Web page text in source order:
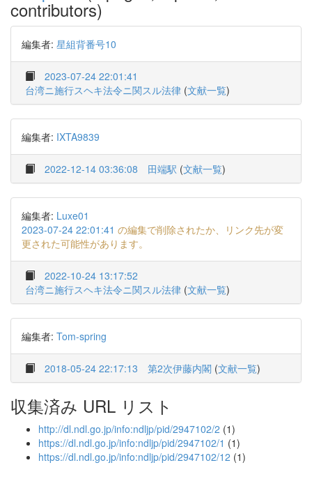
contributors)
編集者: 星組背番号10
2023-07-24 22:01:41
台湾ニ施行スヘキ法令ニ関スル法律 (文献一覧)
編集者: IXTA9839
2022-12-14 03:36:08 田端駅 (文献一覧)
編集者: Luxe01
2023-07-24 22:01:41 の編集で削除されたか、リンク先が変
更された可能性があります。
2022-10-24 13:17:52
台湾ニ施行スヘキ法令ニ関スル法律 (文献一覧)
編集者: Tom-spring
2018-05-24 22:17:13 第2次伊藤内閣 (文献一覧)
収集済み URL リスト
http://dl.ndl.go.jp/info:ndljp/pid/2947102/2 (1)
https://dl.ndl.go.jp/info:ndljp/pid/2947102/1 (1)
https://dl.ndl.go.jp/info:ndljp/pid/2947102/12 (1)